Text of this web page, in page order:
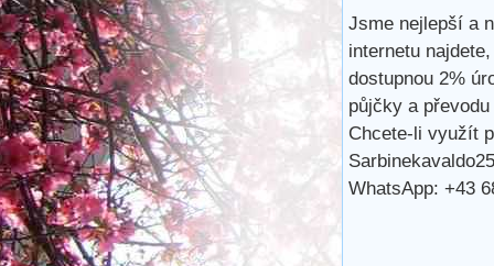
Jsme nejlepší a
internetu
dostupnou 2%
půjčky a
Chcete-li využít
WhatsApp: +43